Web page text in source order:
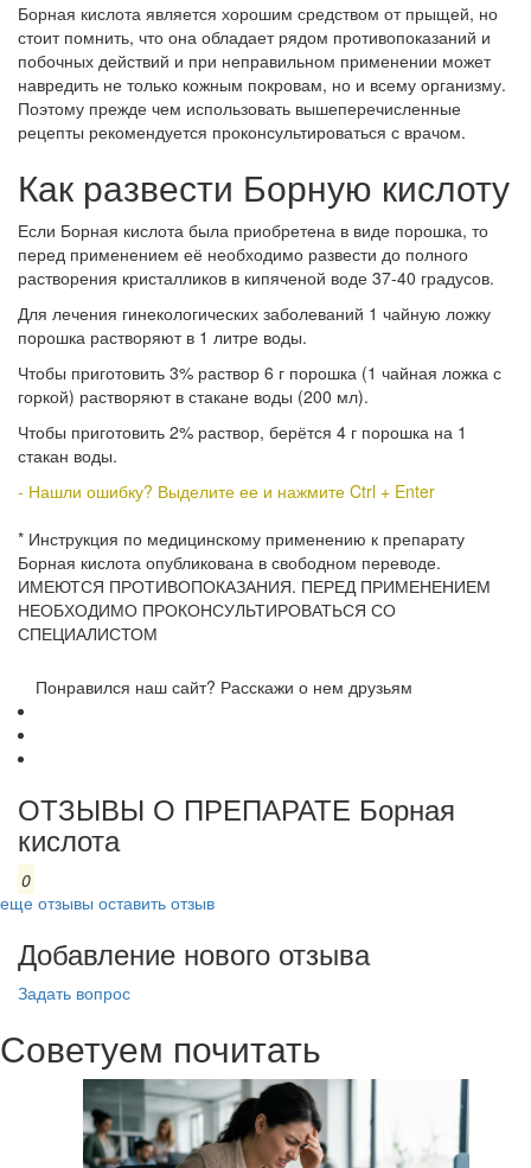
Борная кислота является хорошим средством от прыщей, но
стоит помнить, что она обладает рядом противопоказаний и
побочных действий и при неправильном применении может
навредить не только кожным покровам, но и всему организму.
Поэтому прежде чем использовать вышеперечисленные
рецепты рекомендуется проконсультироваться с врачом.
Как развести Борную кислоту
Если Борная кислота была приобретена в виде порошка, то
перед применением её необходимо развести до полного
растворения кристалликов в кипяченой воде 37-40 градусов.
Для лечения гинекологических заболеваний 1 чайную ложку
порошка растворяют в 1 литре воды.
Чтобы приготовить 3% раствор 6 г порошка (1 чайная ложка с
горкой) растворяют в стакане воды (200 мл).
Чтобы приготовить 2% раствор, берётся 4 г порошка на 1
стакан воды.
- Нашли ошибку? Выделите ее и нажмите Ctrl + Enter
* Инструкция по медицинскому применению к препарату
Борная кислота опубликована в свободном переводе.
ИМЕЮТСЯ ПРОТИВОПОКАЗАНИЯ. ПЕРЕД ПРИМЕНЕНИЕМ
НЕОБХОДИМО ПРОКОНСУЛЬТИРОВАТЬСЯ СО
СПЕЦИАЛИСТОМ
Понравился наш сайт? Расскажи о нем друзьям
ОТЗЫВЫ О ПРЕПАРАТЕ Борная
кислота
0
еще отзывы оставить отзыв
Добавление нового отзыва
Задать вопрос
Советуем почитать